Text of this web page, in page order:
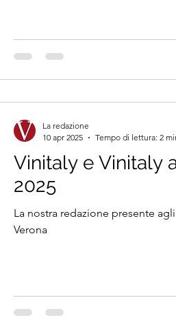
Vinitaly e Vinitaly
2025
La nostra redazione presente
Verona
La redazione
10 apr 2025
Tempo di lettura: 2